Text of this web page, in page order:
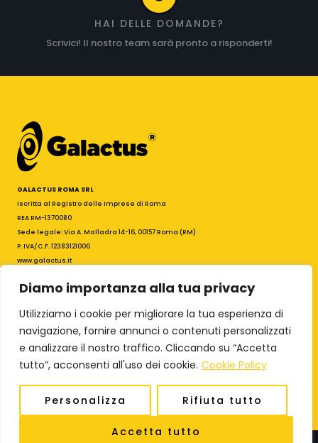
Diamo importanza alla tua privacy
Utilizziamo i cookie per migliorare la tua esperienza di
navigazione, fornire annunci o contenuti personalizzati
e analizzare il nostro traffico. Cliccando su “Accetta
tutto”, acconsenti all'uso dei cookie. Cookie Policy
Personalizza Rifiuta tutto
Accetta tutto
HAI DELLE DOMANDE?
Scrivici! Il nostro team sarà pronto a risponderti!
GALACTUS ROMA SRL
Iscritta al Registro delle Imprese di Roma
REA RM-1370080
Sede legale: Via A. Malladra 14-16, 00157 Roma (RM)
P. IVA/C.F. 12383121006
www.galactus.it
PEC: galactus.roma@legalmail.it
n
s
t
a
g
a
a
c
e
b
o
o
k
Termini & Condizioni
Privacy Policy
Cookie Policy